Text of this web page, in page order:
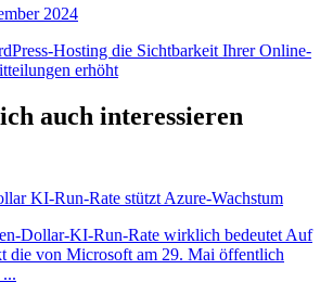
2024
Hosting die Sichtbarkeit Ihrer Online-
erhöht
auch interessieren
KI-Run-Rate stützt Azure-Wachstum
Dollar-KI-Run-Rate wirklich bedeutet Auf
die von Microsoft am 29. Mai öffentlich